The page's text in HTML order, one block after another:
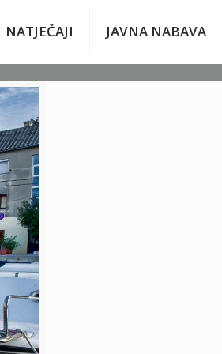
NATJEČAJI JAVNA NABAVA